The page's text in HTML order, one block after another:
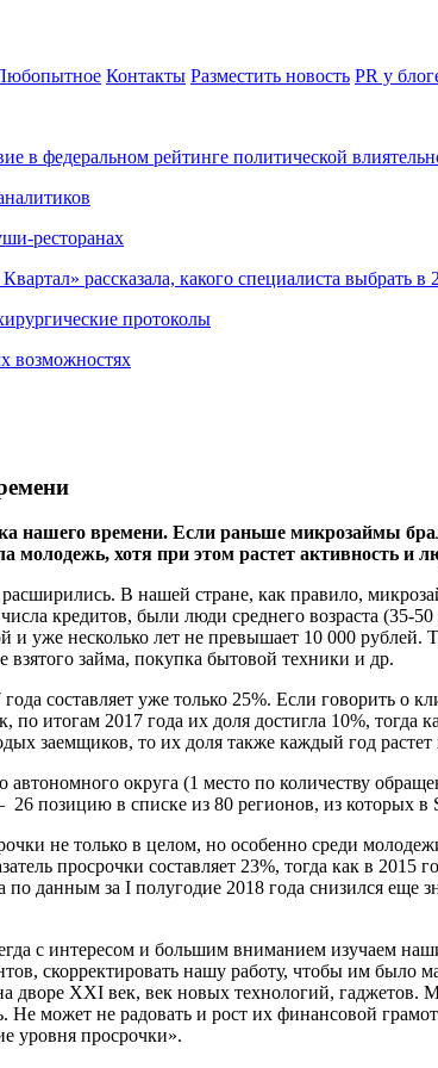
Контакты Разместить новость PR у
в федеральном рейтинге политической
ресторанах
рассказала, какого специалиста выбрать в
протоколы
возможностях
нашего времени. Если раньше микрозаймы
молодежь, хотя при этом растет активность и
В нашей стране, как правило,
кредитов, были люди среднего возраста (35-
и уже несколько лет не превышает 10 000
займа, покупка бытовой техники и др.
составляет уже только 25%. Если говорить о
2017 года их доля достигла 10%, тогда
заемщиков, то их доля также каждый год
округа (1 место по количеству
позицию в списке из 80 регионов, из которых в
не только в целом, но особенно среди
просрочки составляет 23%, тогда как в
данным за I полугодие 2018 года снизился еще
с интересом и большим вниманием изучаем
скорректировать нашу работу, чтобы им было
дворе XXI век, век новых технологий,
может не радовать и рост их финансовой
уровня просрочки».